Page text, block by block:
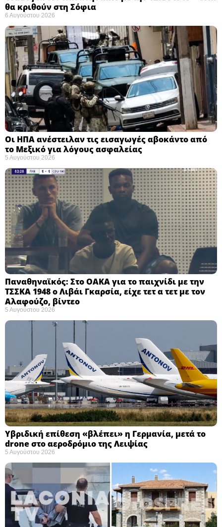
θα κριθούν στη Σόφια ​
6 Αυγούστου 2026
Οι ΗΠΑ ανέστειλαν τις εισαγωγές αβοκάντο από
το Μεξικό για λόγους ασφαλείας
5 Αυγούστου 2026
Παναθηναϊκός: Στο ΟΑΚΑ για το παιχνίδι με την
ΤΣΣΚΑ 1948 ο Λιβάι Γκαρσία, είχε τετ α τετ με τον
Αλαφούζο, βίντεο
5 Αυγούστου 2026
Υβριδική επίθεση «βλέπει» η Γερμανία, μετά το
drone στο αεροδρόμιο της Λειψίας
5 Αυγούστου 2026